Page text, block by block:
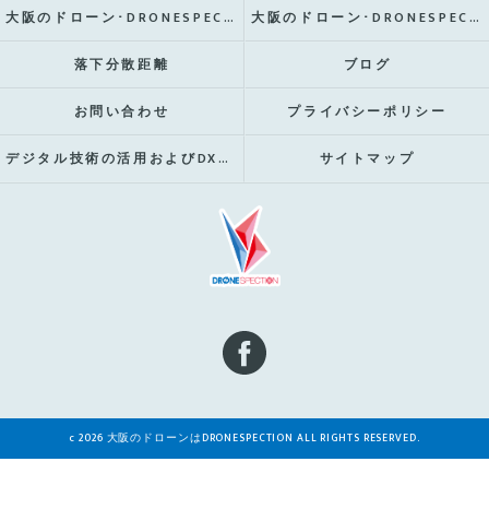
大阪のドローン･DRONESPECTIONの評判 大阪のドローン･DRONESPECTIONのお客様の声
落下分散距離 ブログ
お問い合わせ プライバシーポリシー
デジタル技術の活用およびDX推進の取組み サイトマップ
c 2026 大阪のドローンはDRONESPECTION ALL RIGHTS RESERVED.